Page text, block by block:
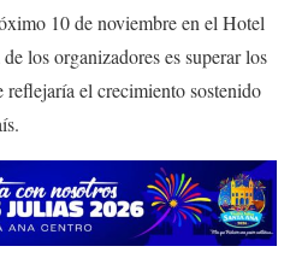
10 de noviembre en el Hotel
los organizadores es superar los
reflejaría el crecimiento sostenido